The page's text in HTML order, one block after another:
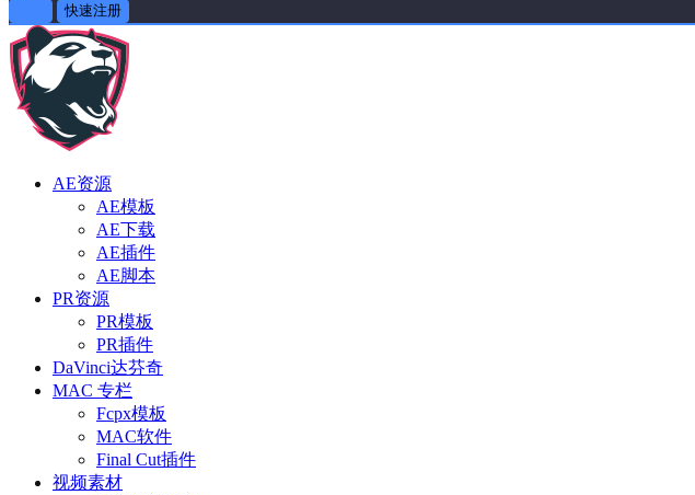
快速注册
AE资源
AE模板
AE下载
AE插件
AE脚本
PR资源
PR模板
PR插件
DaVinci达芬奇
MAC 专栏
Fcpx模板
MAC软件
Final Cut插件
视频素材